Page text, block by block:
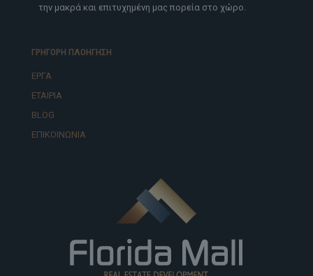
την μακρά και επιτυχημένη μας πορεία στο χώρο.
ΓΡΗΓΟΡΗ ΠΛΟΗΓΗΣΗ
ΕΡΓΑ
ΕΤΑΙΡΙΑ
BLOG
ΕΠΙΚΟΙΝΩΝΙΑ